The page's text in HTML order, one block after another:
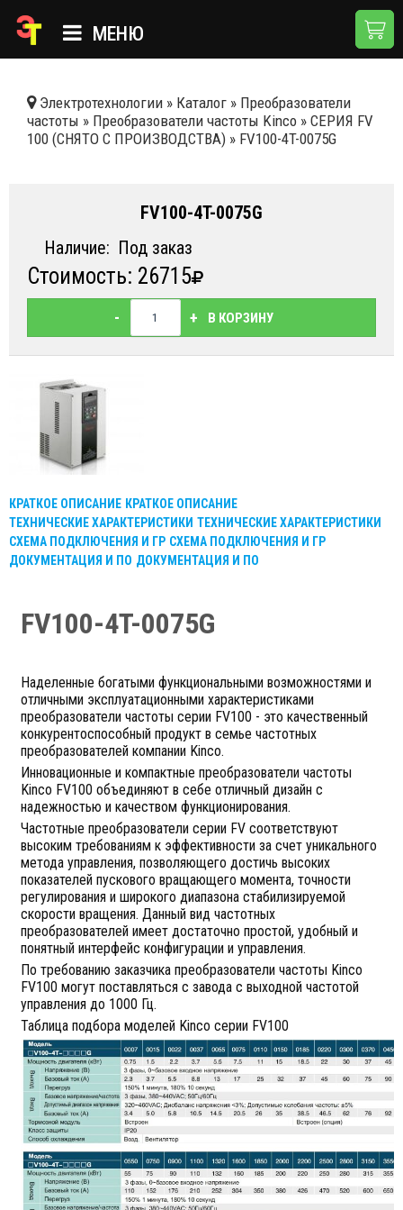
МЕНЮ
КАТАЛОГ
НОВОСТИ
ДОСТАВКА И ОПЛАТА
КОНТАКТЫ
Электротехнологии » Каталог » Преобразователи
частоты » Преобразователи частоты Kinco » СЕРИЯ FV
100 (СНЯТО С ПРОИЗВОДСТВА) » FV100-4T-0075G
FV100-4T-0075G
Наличие: Под заказ
Стоимость: 26715
- + В КОРЗИНУ
КРАТКОЕ ОПИСАНИЕ КРАТКОЕ ОПИСАНИЕ
ТЕХНИЧЕСКИЕ ХАРАКТЕРИСТИКИ ТЕХНИЧЕСКИЕ ХАРАКТЕРИСТИКИ
СХЕМА ПОДКЛЮЧЕНИЯ И ГР СХЕМА ПОДКЛЮЧЕНИЯ И ГР
ДОКУМЕНТАЦИЯ И ПО ДОКУМЕНТАЦИЯ И ПО
FV100-4T-0075G
Наделенные богатыми функциональными возможностями и
отличными эксплуатационными характеристиками
преобразователи частоты серии FV100 - это качественный
конкурентоспособный продукт в семье частотных
преобразователей компании Kinco.
Инновационные и компактные преобразователи частоты
Kinco FV100 объединяют в себе отличный дизайн с
надежностью и качеством функционирования.
Частотные преобразователи серии FV соответствуют
высоким требованиям к эффективности за счет уникального
метода управления, позволяющего достичь высоких
показателей пускового вращающего момента, точности
регулирования и широкого диапазона стабилизируемой
скорости вращения. Данный вид частотных
преобразователей имеет достаточно простой, удобный и
понятный интерфейс конфигурации и управления.
По требованию заказчика преобразователи частоты Kinco
FV100 могут поставляться с завода с выходной частотой
управления до 1000 Гц.
Таблица подбора моделей Kinco серии FV100